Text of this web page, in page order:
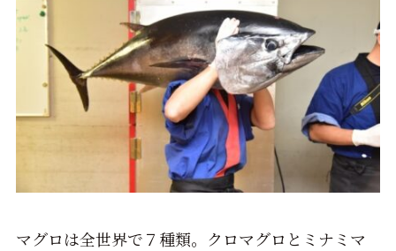
マグロは全世界で７種類。クロマグロとミナミマ